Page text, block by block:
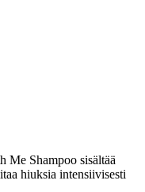
Me Shampoo sisältää
hiuksia intensiivisesti